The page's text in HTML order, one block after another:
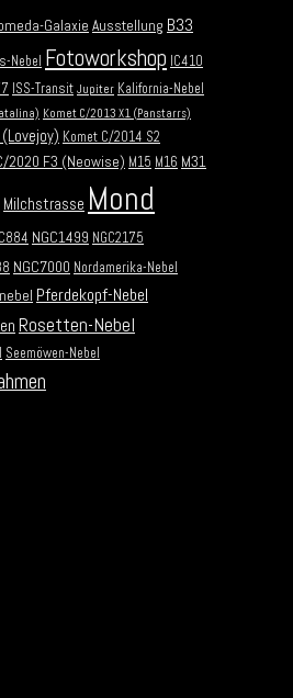
Galaxie Ausstellung B33
Nebel Fotoworkshop IC410
ISS-Transit Jupiter Kalifornia-Nebel
Komet C/2013 X1 (Panstarrs)
Komet C/2014 S2
2020 F3 (Neowise) M15 M16 M31
Milchstrasse Mond
NGC1499 NGC2175
NGC7000 Nordamerika-Nebel
Pferdekopf-Nebel
Rosetten-Nebel
Seemöwen-Nebel